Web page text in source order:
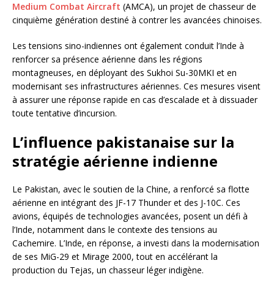
Medium Combat Aircraft (AMCA), un projet de chasseur de
cinquième génération destiné à contrer les avancées chinoises.
Les tensions sino-indiennes ont également conduit l’Inde à
renforcer sa présence aérienne dans les régions
montagneuses, en déployant des Sukhoi Su-30MKI et en
modernisant ses infrastructures aériennes. Ces mesures visent
à assurer une réponse rapide en cas d’escalade et à dissuader
toute tentative d’incursion.
L’influence pakistanaise sur la
stratégie aérienne indienne
Le Pakistan, avec le soutien de la Chine, a renforcé sa flotte
aérienne en intégrant des JF-17 Thunder et des J-10C. Ces
avions, équipés de technologies avancées, posent un défi à
l’Inde, notamment dans le contexte des tensions au
Cachemire. L’Inde, en réponse, a investi dans la modernisation
de ses MiG-29 et Mirage 2000, tout en accélérant la
production du Tejas, un chasseur léger indigène.